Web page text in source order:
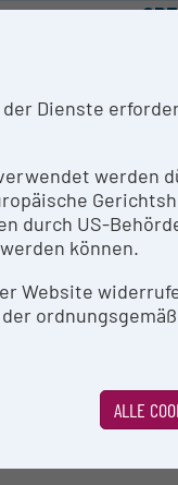
Dienste
werden
durch US-
können.
Website
ALLE